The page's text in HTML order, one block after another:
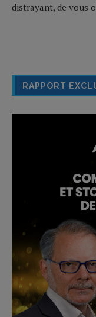
distrayant, de vous
RAPPORT